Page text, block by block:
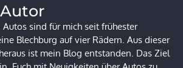
Autos sind für mich seit frühester
Blechburg auf vier Rädern. Aus dieser
ist mein Blog entstanden. Das Ziel